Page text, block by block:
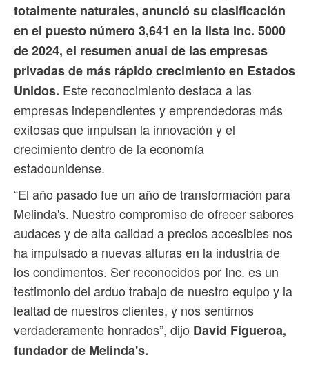
totalmente naturales, anunció su clasificación
en el puesto número 3,641 en la lista Inc. 5000
de 2024, el resumen anual de las empresas
privadas de más rápido crecimiento en Estados
Unidos. Este reconocimiento destaca a las
empresas independientes y emprendedoras más
exitosas que impulsan la innovación y el
crecimiento dentro de la economía
estadounidense.
“El año pasado fue un año de transformación para
Melinda's. Nuestro compromiso de ofrecer sabores
audaces y de alta calidad a precios accesibles nos
ha impulsado a nuevas alturas en la industria de
los condimentos. Ser reconocidos por Inc. es un
testimonio del arduo trabajo de nuestro equipo y la
lealtad de nuestros clientes, y nos sentimos
verdaderamente honrados”, dijo David Figueroa,
fundador de Melinda's.